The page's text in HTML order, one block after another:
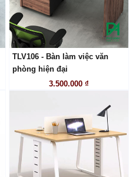
LIÊN HỆ
TLV106 - Bàn làm việc văn
phòng hiện đại
3.500.000 ₫